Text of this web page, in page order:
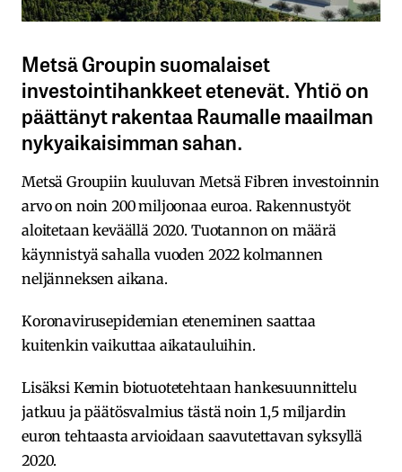
Metsä Groupin suomalaiset
investointihankkeet etenevät. Yhtiö on
päättänyt rakentaa Raumalle maailman
nykyaikaisimman sahan.
Metsä Groupiin kuuluvan Metsä Fibren investoinnin
arvo on noin 200 miljoonaa euroa. Rakennustyöt
aloitetaan keväällä 2020. Tuotannon on määrä
käynnistyä sahalla vuoden 2022 kolmannen
neljänneksen aikana.
Koronavirusepidemian eteneminen saattaa
kuitenkin vaikuttaa aikatauluihin.
Lisäksi Kemin biotuotetehtaan hankesuunnittelu
jatkuu ja päätösvalmius tästä noin 1,5 miljardin
euron tehtaasta arvioidaan saavutettavan syksyllä
2020.